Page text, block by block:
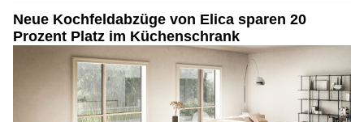
Neue Kochfeldabzüge von Elica sparen 20
Prozent Platz im Küchenschrank